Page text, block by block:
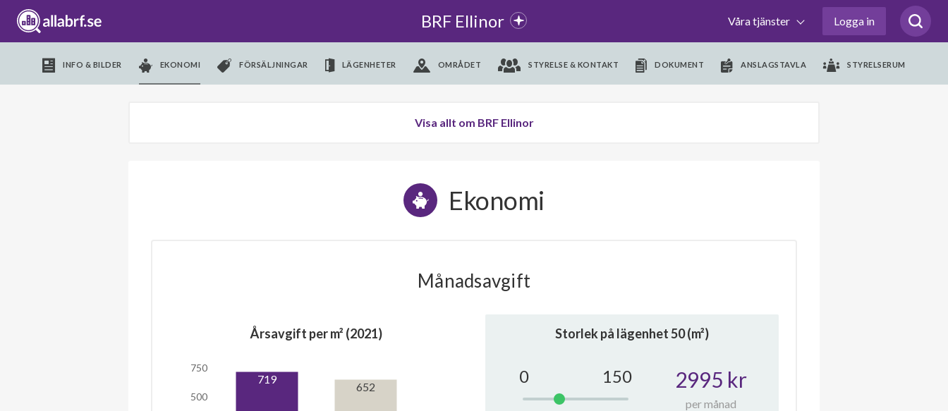
BRF Ellinor Våra tjänster Logga in
INFO & BILDER EKONOMI FÖRSÄLJNINGAR LÄGENHETER OMRÅDET STYRELSE & KONTAKT DOKUMENT ANSLAGSTAVLA STYRELSERUM
Visa allt om BRF Ellinor
Ekonomi
Månadsavgift
Årsavgift per m² (2021)
500
750
719
652
Storlek på lägenhet50(m²)
0 150 2995 kr
per månad